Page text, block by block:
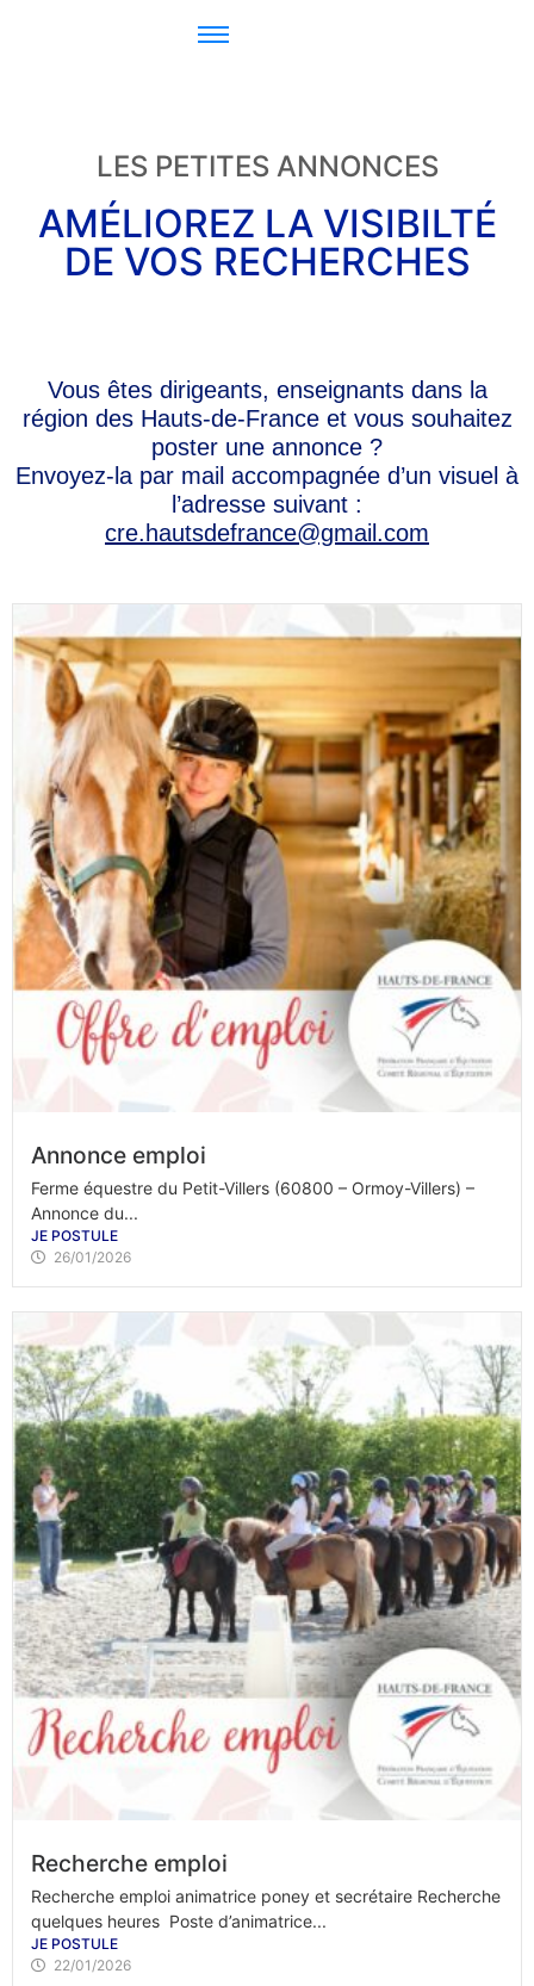
LES PETITES ANNONCES
AMÉLIOREZ LA VISIBILTÉ
DE VOS RECHERCHES
Vous êtes dirigeants, enseignants dans la
région des Hauts-de-France et vous souhaitez
poster une annonce ?
Envoyez-la par mail accompagnée d’un visuel à
l’adresse suivant :
cre.hautsdefrance@gmail.com
Annonce emploi
Ferme équestre du Petit-Villers (60800 – Ormoy-Villers) –
Annonce du...
JE POSTULE
26/01/2026
Recherche emploi
Recherche emploi animatrice poney et secrétaire Recherche
quelques heures Poste d’animatrice...
JE POSTULE
22/01/2026